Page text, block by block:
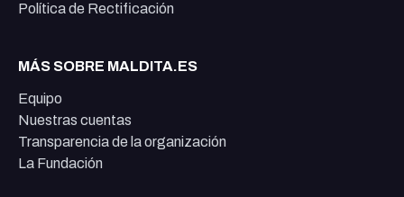
Política de Rectificación
MÁS SOBRE MALDITA.ES
Equipo
Nuestras cuentas
Transparencia de la organización
La Fundación